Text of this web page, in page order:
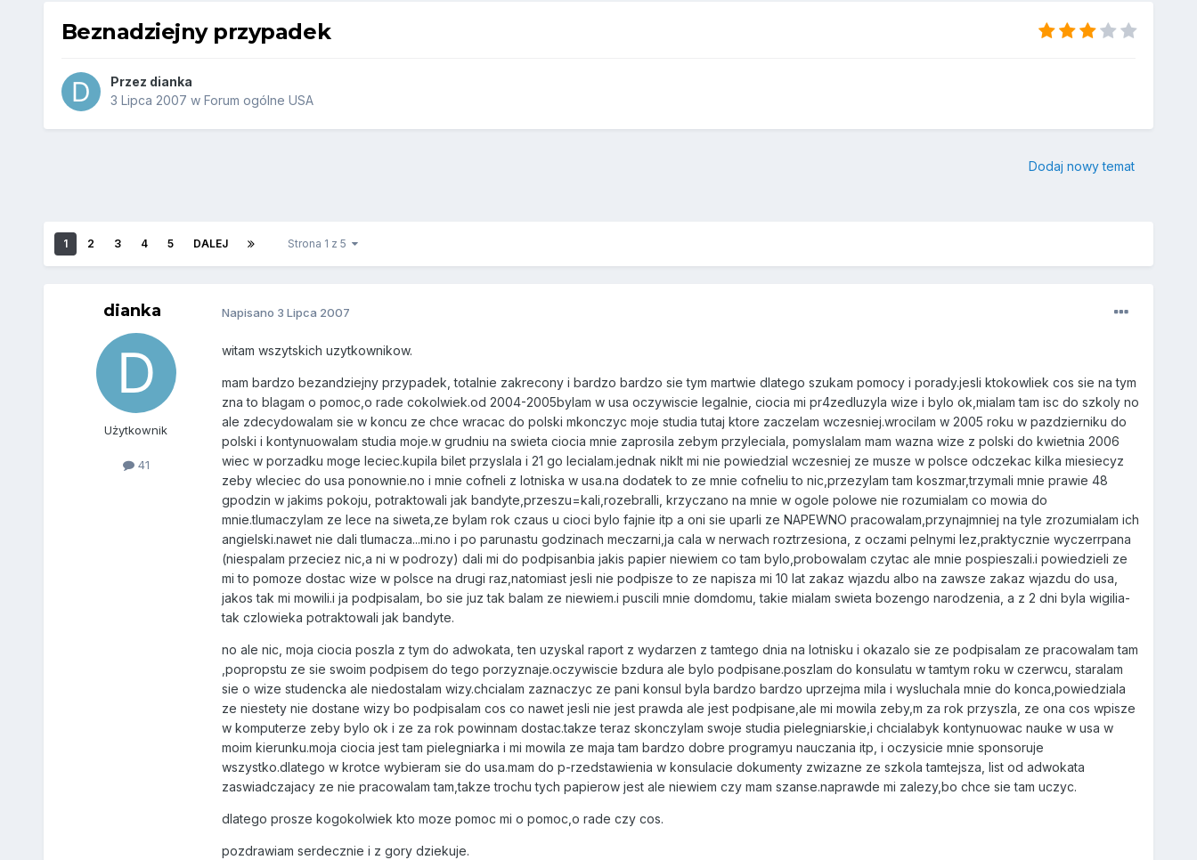
Beznadziejny przypadek
Przez dianka
3 Lipca 2007 w Forum ogólne USA
Dodaj nowy temat
1 2 3 4 5 DALEJ Strona 1 z 5
dianka
Użytkownik
41
Napisano 3 Lipca 2007
witam wszytskich uzytkownikow.
mam bardzo bezandziejny przypadek, totalnie zakrecony i bardzo bardzo sie tym martwie dlatego szukam pomocy i porady.jesli ktokowliek cos sie na tym
zna to blagam o pomoc,o rade cokolwiek.od 2004-2005bylam w usa oczywiscie legalnie, ciocia mi pr4zedluzyla wize i bylo ok,mialam tam isc do szkoly no
ale zdecydowalam sie w koncu ze chce wracac do polski mkonczyc moje studia tutaj ktore zaczelam wczesniej.wrocilam w 2005 roku w pazdzierniku do
polski i kontynuowalam studia moje.w grudniu na swieta ciocia mnie zaprosila zebym przyleciala, pomyslalam mam wazna wize z polski do kwietnia 2006
wiec w porzadku moge leciec.kupila bilet przyslala i 21 go lecialam.jednak niklt mi nie powiedzial wczesniej ze musze w polsce odczekac kilka miesiecyz
zeby wleciec do usa ponownie.no i mnie cofneli z lotniska w usa.na dodatek to ze mnie cofneliu to nic,przezylam tam koszmar,trzymali mnie prawie 48
gpodzin w jakims pokoju, potraktowali jak bandyte,przeszu=kali,rozebralli, krzyczano na mnie w ogole polowe nie rozumialam co mowia do
mnie.tlumaczylam ze lece na siweta,ze bylam rok czaus u cioci bylo fajnie itp a oni sie uparli ze NAPEWNO pracowalam,przynajmniej na tyle zrozumialam ich
angielski.nawet nie dali tlumacza...mi.no i po parunastu godzinach meczarni,ja cala w nerwach roztrzesiona, z oczami pelnymi lez,praktycznie wyczerrpana
(niespalam przeciez nic,a ni w podrozy) dali mi do podpisanbia jakis papier niewiem co tam bylo,probowalam czytac ale mnie pospieszali.i powiedzieli ze
mi to pomoze dostac wize w polsce na drugi raz,natomiast jesli nie podpisze to ze napisza mi 10 lat zakaz wjazdu albo na zawsze zakaz wjazdu do usa,
jakos tak mi mowili.i ja podpisalam, bo sie juz tak balam ze niewiem.i puscili mnie domdomu, takie mialam swieta bozengo narodzenia, a z 2 dni byla wigilia-
tak czlowieka potraktowali jak bandyte.
no ale nic, moja ciocia poszla z tym do adwokata, ten uzyskal raport z wydarzen z tamtego dnia na lotnisku i okazalo sie ze podpisalam ze pracowalam tam
,popropstu ze sie swoim podpisem do tego porzyznaje.oczywiscie bzdura ale bylo podpisane.poszlam do konsulatu w tamtym roku w czerwcu, staralam
sie o wize studencka ale niedostalam wizy.chcialam zaznaczyc ze pani konsul byla bardzo bardzo uprzejma mila i wysluchala mnie do konca,powiedziala
ze niestety nie dostane wizy bo podpisalam cos co nawet jesli nie jest prawda ale jest podpisane,ale mi mowila zeby,m za rok przyszla, ze ona cos wpisze
w komputerze zeby bylo ok i ze za rok powinnam dostac.takze teraz skonczylam swoje studia pielegniarskie,i chcialabyk kontynuowac nauke w usa w
moim kierunku.moja ciocia jest tam pielegniarka i mi mowila ze maja tam bardzo dobre programyu nauczania itp, i oczysicie mnie sponsoruje
wszystko.dlatego w krotce wybieram sie do usa.mam do p-rzedstawienia w konsulacie dokumenty zwizazne ze szkola tamtejsza, list od adwokata
zaswiadczajacy ze nie pracowalam tam,takze trochu tych papierow jest ale niewiem czy mam szanse.naprawde mi zalezy,bo chce sie tam uczyc.
dlatego prosze kogokolwiek kto moze pomoc mi o pomoc,o rade czy cos.
pozdrawiam serdecznie i z gory dziekuje.